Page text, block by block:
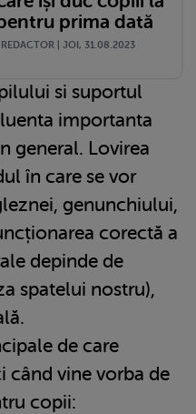
prima dată
| JOI, 31.08.2023
si suportul
importanta
general. Lovirea
în care se vor
genunchiului,
corectă a
depinde de
spatelui nostru),
de care
când vine vorba de
copii: